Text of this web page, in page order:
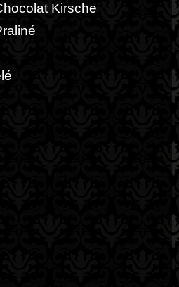
Kirsche